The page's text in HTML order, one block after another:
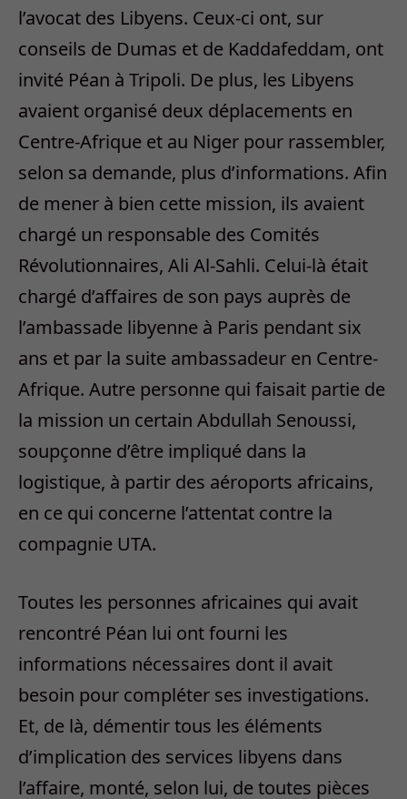
l’avocat des Libyens. Ceux-ci ont, sur
conseils de Dumas et de Kaddafeddam, ont
invité Péan à Tripoli. De plus, les Libyens
avaient organisé deux déplacements en
Centre-Afrique et au Niger pour rassembler,
selon sa demande, plus d’informations. Afin
de mener à bien cette mission, ils avaient
chargé un responsable des Comités
Révolutionnaires, Ali Al-Sahli. Celui-là était
chargé d’affaires de son pays auprès de
l’ambassade libyenne à Paris pendant six
ans et par la suite ambassadeur en Centre-
Afrique. Autre personne qui faisait partie de
la mission un certain Abdullah Senoussi,
soupçonne d’être impliqué dans la
logistique, à partir des aéroports africains,
en ce qui concerne l’attentat contre la
compagnie UTA.
Toutes les personnes africaines qui avait
rencontré Péan lui ont fourni les
informations nécessaires dont il avait
besoin pour compléter ses investigations.
Et, de là, démentir tous les éléments
d’implication des services libyens dans
l’affaire, monté, selon lui, de toutes pièces